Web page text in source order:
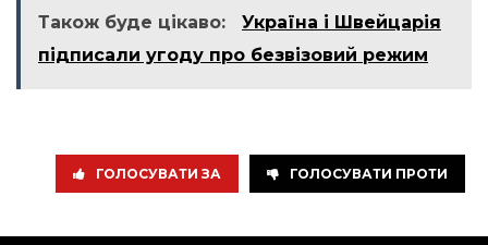
Також буде цікаво:
Україна і Швейцарія
підписали угоду про безвізовий режим
ГОЛОСУВАТИ ЗА ГОЛОСУВАТИ ПРОТИ